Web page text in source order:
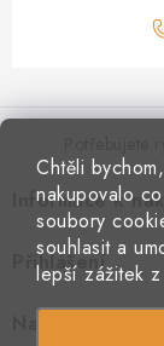
Chtěli
nakupovalo
soubory
souhlasit a
lepší zážitek
á
Informace k
Kontakty
Doprava a platba
Podmínky ochrany
Přihlášení
E-mail